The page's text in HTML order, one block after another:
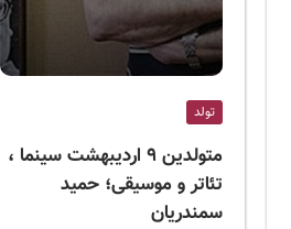
تولد
متولدین ۹ اردیبهشت سینما ،
تئاتر و موسیقی؛ حمید
سمندریان